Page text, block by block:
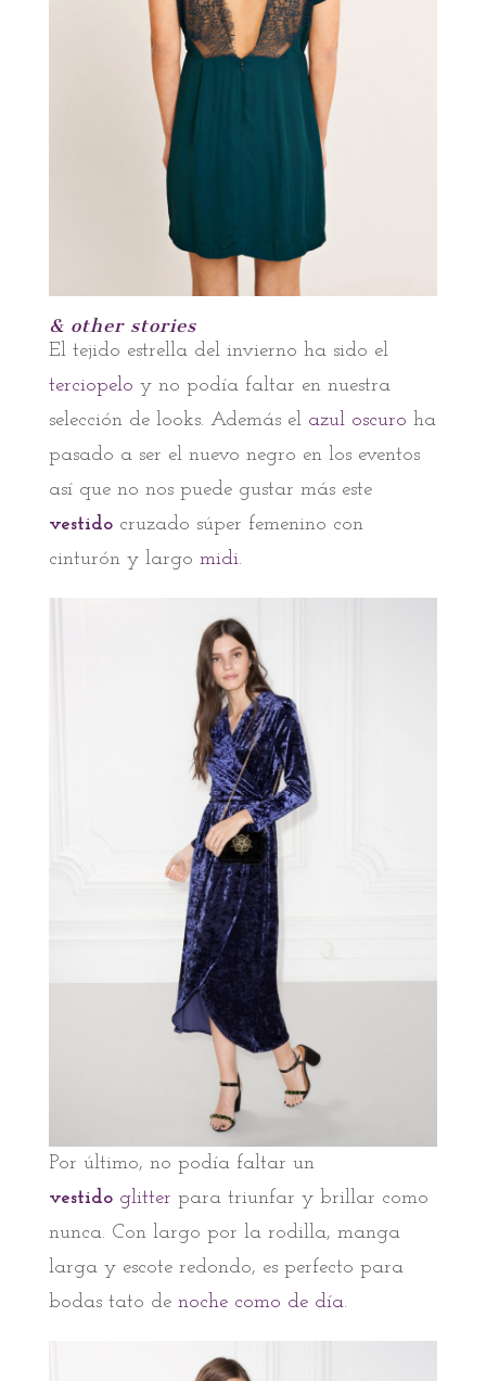
& other stories
El tejido estrella del invierno ha sido el
terciopelo y no podía faltar en nuestra
selección de looks. Además el azul oscuro ha
pasado a ser el nuevo negro en los eventos
así que no nos puede gustar más este
vestido cruzado súper femenino con
cinturón y largo midi.
Por último, no podía faltar un
vestido glitter para triunfar y brillar como
nunca. Con largo por la rodilla, manga
larga y escote redondo, es perfecto para
bodas tato denoche como de día.